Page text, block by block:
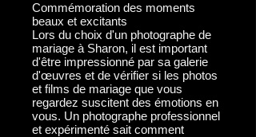
Commémoration des moments
beaux et excitants
Lors du choix d'un photographe de
mariage à Sharon, il est important
d'être impressionné par sa galerie
d'œuvres et de vérifier si les photos
et films de mariage que vous
regardez suscitent des émotions en
vous. Un photographe professionnel
et expérimenté sait comment